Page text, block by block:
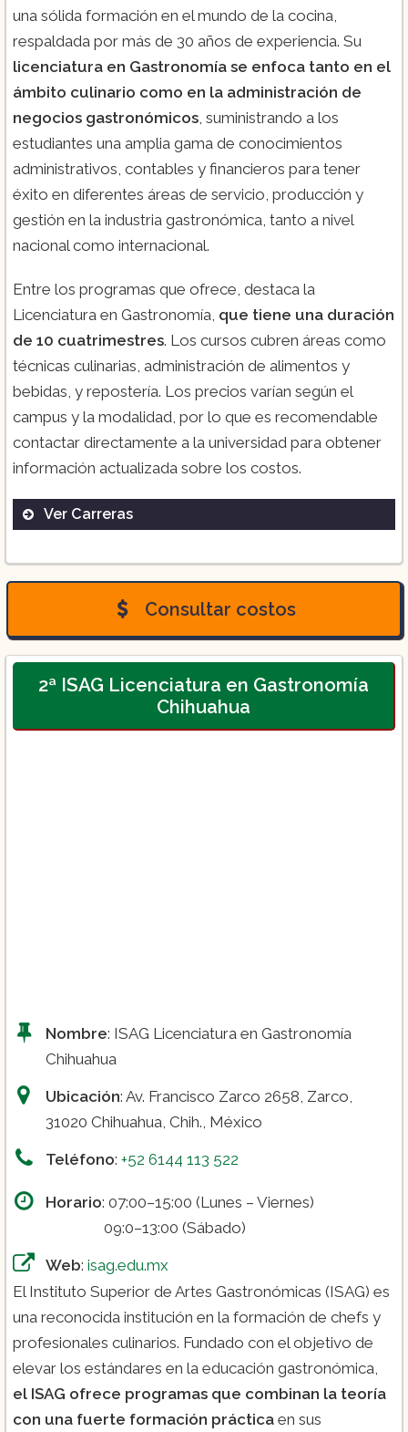
una sólida formación en el mundo de la cocina,
respaldada por más de 30 años de experiencia. Su
licenciatura en Gastronomía se enfoca tanto en el
ámbito culinario como en la administración de
negocios gastronómicos , suministrando a los
estudiantes una amplia gama de conocimientos
administrativos, contables y financieros para tener
éxito en diferentes áreas de servicio, producción y
gestión en la industria gastronómica, tanto a nivel
nacional como internacional.
Entre los programas que ofrece, destaca la
Licenciatura en Gastronomía, que tiene una duración
de 10 cuatrimestres. Los cursos cubren áreas como
técnicas culinarias, administración de alimentos y
bebidas, y repostería. Los precios varían según el
campus y la modalidad, por lo que es recomendable
contactar directamente a la universidad para obtener
información actualizada sobre los costos.
Ver Carreras
Licenciatura en Gastronomía:
Consultar costos
2ª ISAG Licenciatura en Gastronomía
Chihuahua
Nombre: ISAG Licenciatura en Gastronomía
Chihuahua
Ubicación: Av. Francisco Zarco 2658, Zarco,
31020 Chihuahua, Chih., México
Teléfono: +52 6144 113 522
Horario: 07:00–15:00 (Lunes – Viernes)
09:0–13:00 (Sábado)
Web: isag.edu.mx
El Instituto Superior de Artes Gastronómicas (ISAG) es
una reconocida institución en la formación de chefs y
profesionales culinarios. Fundado con el objetivo de
elevar los estándares en la educación gastronómica,
el ISAG ofrece programas que combinan la teoría
con una fuerte formación práctica en sus